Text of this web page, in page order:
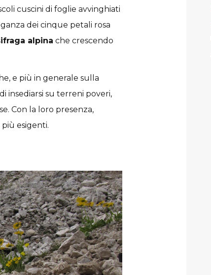
cuscini di foglie avvinghiati
dei cinque petali rosa
alpina che crescendo
e più in generale sulla
insediarsi su terreni poveri,
Con la loro presenza,
esigenti.